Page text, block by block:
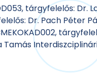
tárgyfelelős: Dr.
Dr. Pach Péter